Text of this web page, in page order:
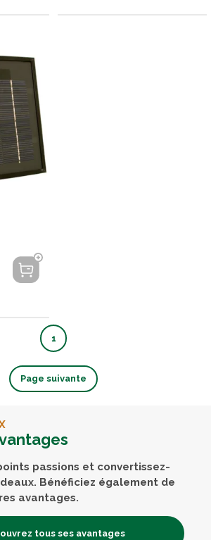
1
Page suivante
passions et convertissez-
Bénéficiez également de
avantages.
tous ses avantages